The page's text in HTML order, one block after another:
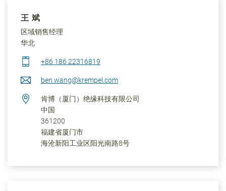
王 斌
区域销售经理
华北
+86 186 22316819
ben.wang@krempel.com
肯博（厦门）绝缘科技有限公司
中国
361200
福建省厦门市
海沧新阳工业区阳光南路8号